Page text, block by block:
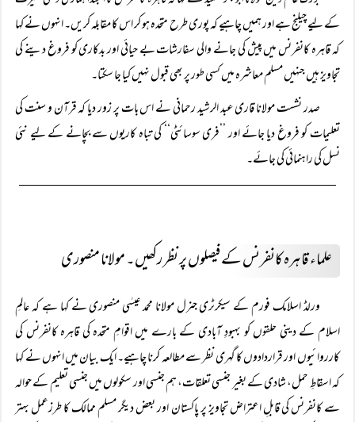
کے لیے چیلنج ہے اور ہمیں چاہیے کہ پوری طرح متحدہ ہو کر اس کا مقابلہ کریں۔ انہوں نے کہا
کہ قاہرہ کانفرنس میں پیش کی جانے والی سفارشات بے حیائی اور بدکاری کو فروغ دینے کی
تجاویز ہیں جنہیں مسلم معاشرہ میں کسی طور پر بھی قبول نہیں کیا جا سکتا۔
صدر نشست مولانا قاری عبد الرشید رحمانی نے اس بات پر زور دیا کہ قرآن و سنت کی
تعلیمات کو فروغ دیا جائے اور ’’فری سوسائٹی‘‘ کی تباہ کاریوں سے بچانے کے لیے نئی
نسل کی راہنمائی کی جائے۔
علماء قاہرہ کانفرنس کے فیصلوں پر نظر رکھیں۔ مولانا منصوری
ورلڈ اسلامک فورم کے سیکرٹری جنرل مولانا محمد عیسٰی منصوری نے کہا ہے کہ عالمِ
اسلام کے دینی حلقوں کو بہبودِ آبادی کے بارے میں اقوامِ متحدہ کی قاہرہ کانفرنس کی
کارروائیوں اور قراردادوں کا گہری نظر سے مطالعہ کرنا چاہیے۔ ایک بیان میں انہوں نے کہا
کہ اسقاطِ حمل، شادی کے بغیر جنسی تعلقات، ہم جنسی اور سکولوں میں جنسی تعلیم کے حوالہ
سے کانفرنس کی قابلِ اعتراض تجاویز پر پاکستان اور بعض دیگر مسلم ممالک کا طرزعمل بہتر